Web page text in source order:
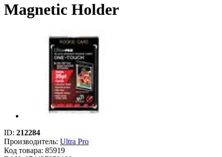
Magnetic Holder
ID: 212284
Производитель: Ultra Pro
Код товара: 85919